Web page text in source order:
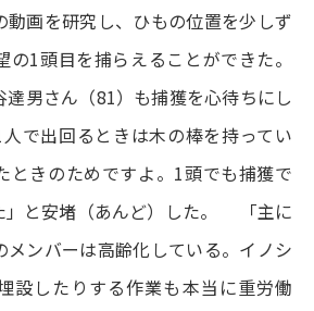
動画を研究し、ひもの位置を少しず
の1頭目を捕らえることができた。
男さん（81）も捕獲を心待ちにし
で出回るときは木の棒を持ってい
ときのためですよ。1頭でも捕獲で
」と安堵（あんど）した。 「主に
メンバーは高齢化している。イノシ
設したりする作業も本当に重労働